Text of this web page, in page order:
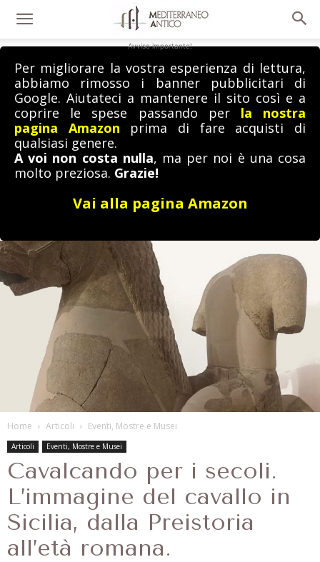
Avviso importante!
Per migliorare la vostra esperienza di lettura,
abbiamo rimosso i banner pubblicitari di
Google. Aiutateci a mantenere il sito così e a
coprire le spese passando per la nostra
pagina Amazon prima di fare acquisti di
qualsiasi genere.
A voi non costa nulla, ma per noi è una cosa
molto preziosa. Grazie!
Vai alla pagina Amazon
Home Articoli Eventi, Mostre e Musei
Articoli Eventi, Mostre e Musei
Cavalcando per i secoli.
L’immagine del cavallo in
Sicilia, dalla Preistoria
all’età romana.